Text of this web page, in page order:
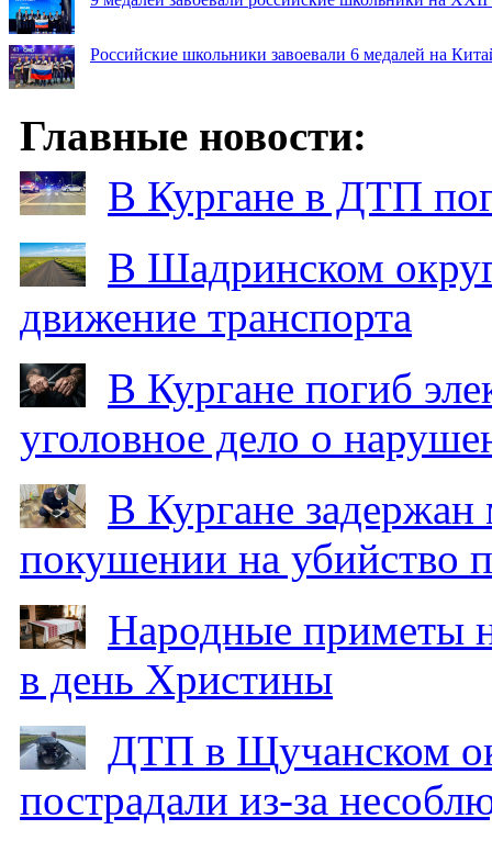
Российские школьники завоевали 6 медалей на
Главные новости:
В Кургане в ДТП
В Шадринском
движение транспорта
В Кургане погиб
уголовное дело о
В Кургане
покушении на убийство
Народные приметы
в день Христины
ДТП в Щучанском
пострадали из-за